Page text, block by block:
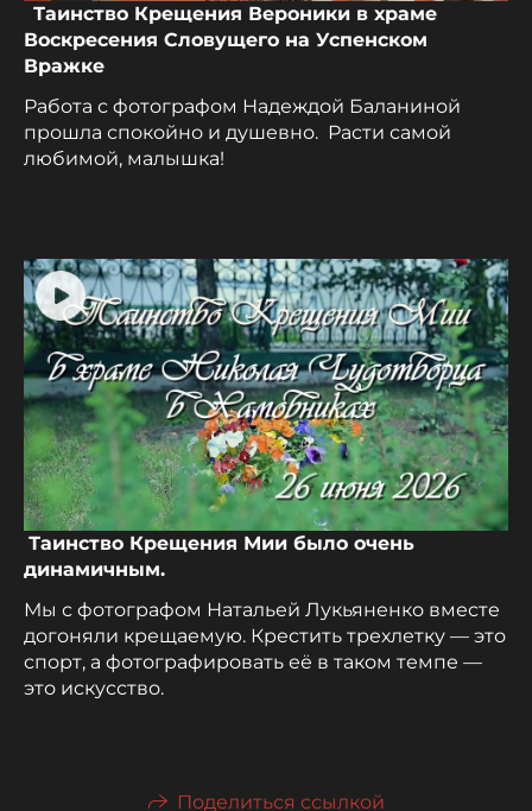
Таинство Крещения Вероники в храме
Воскресения Словущего на Успенском
Вражке
Работа с фотографом Надеждой Баланиной
прошла спокойно и душевно. Расти самой
любимой, малышка!
Таинство Крещения Мии было очень
динамичным.
Мы с фотографом Натальей Лукьяненко вместе
догоняли крещаемую. Крестить трехлетку — это
спорт, а фотографировать её в таком темпе —
это искусство.
Поделиться ссылкой